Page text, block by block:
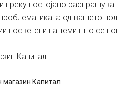
постојано
од вашето
посветени на теми што се
Капитал
магазин Капитал